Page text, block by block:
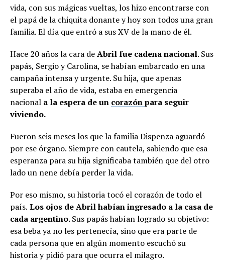
vida, con sus mágicas vueltas, los hizo encontrarse con
el papá de la chiquita donante y hoy son todos una gran
familia. El día que entró a sus XV de la mano de él.
Hace 20 años la cara deAbril fue cadena nacional. Sus
papás, Sergio y Carolina, se habían embarcado en una
campaña intensa y urgente. Su hija, que apenas
superaba el año de vida, estaba en emergencia
nacional a la espera de un corazónpara seguir
viviendo.
Fueron seis meses los que la familia Dispenza aguardó
por ese órgano. Siempre con cautela, sabiendo que esa
esperanza para su hija significaba también que del otro
lado un nene debía perder la vida.
Por eso mismo, su historia tocó el corazón de todo el
país. Los ojos de Abril habían ingresado a la casa de
cada argentino.Sus papás habían logrado su objetivo:
esa beba ya no les pertenecía, sino que era parte de
cada persona que en algún momento escuchó su
historia y pidió para que ocurra el milagro.